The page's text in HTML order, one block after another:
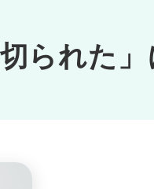
切られた